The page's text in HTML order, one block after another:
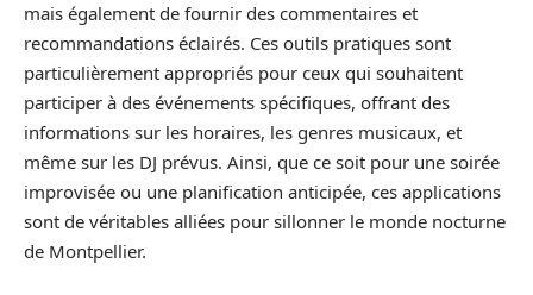
mais également de fournir des commentaires et
recommandations éclairés. Ces outils pratiques sont
particulièrement appropriés pour ceux qui souhaitent
participer à des événements spécifiques, offrant des
informations sur les horaires, les genres musicaux, et
même sur les DJ prévus. Ainsi, que ce soit pour une soirée
improvisée ou une planification anticipée, ces applications
sont de véritables alliées pour sillonner le monde nocturne
de Montpellier.